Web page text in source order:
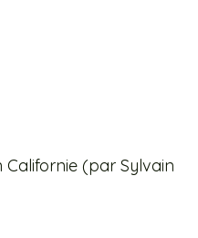
(par Sylvain